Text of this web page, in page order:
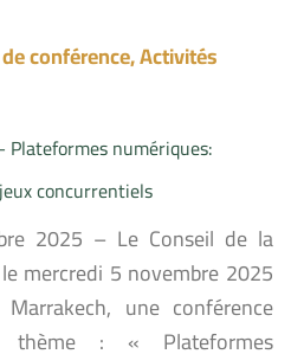
conférence,Activités
numériques:
concurrentiels
2025 – Le Conseil de la
mercredi 5 novembre 2025
une conférence
thème : « Plateformes